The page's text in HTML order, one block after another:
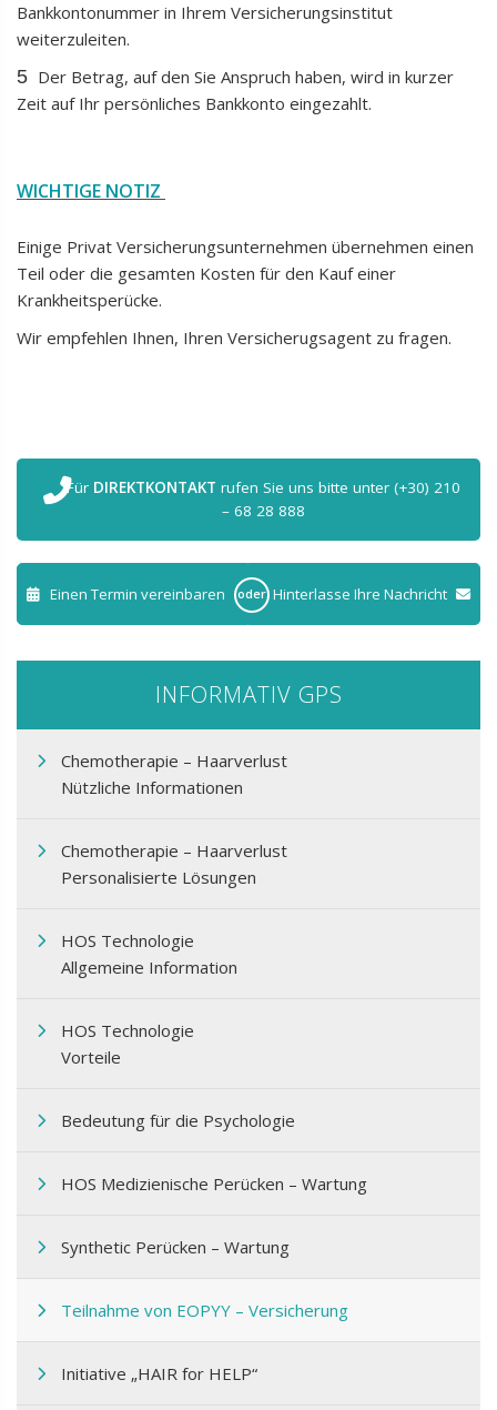
Bankkontonummer in Ihrem Versicherungsinstitut
weiterzuleiten.
5 Der Betrag, auf den Sie Anspruch haben, wird in kurzer
Zeit auf Ihr persönliches Bankkonto eingezahlt.
WICHTIGE NOTIZ
Einige Privat Versicherungsunternehmen übernehmen einen
Teil oder die gesamten Kosten für den Kauf einer
Krankheitsperücke.
Wir empfehlen Ihnen, Ihren Versicherugsagent zu fragen.
Für DIREKTKONTAKT rufen Sie uns bitte unter (+30) 210
– 68 28 888
Einen Termin vereinbaren oder Hinterlasse Ihre Nachricht
INFORMATIV GPS
Chemotherapie – Haarverlust
Nützliche Informationen
Chemotherapie – Haarverlust
Personalisierte Lösungen
HOS Technologie
Allgemeine Information
HOS Technologie
Vorteile
Bedeutung für die Psychologie
HOS Medizienische Perücken – Wartung
Synthetic Perücken – Wartung
Teilnahme von EOPΥΥ – Versicherung
Initiative „HAIR for HELP“